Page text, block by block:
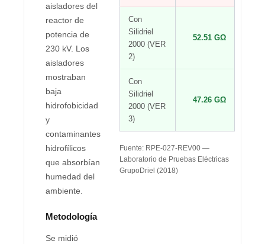
aisladores del
reactor de
potencia de
230 kV. Los
aisladores
mostraban
baja
hidrofobicidad
y
contaminantes
hidrofílicos
que absorbían
humedad del
ambiente.
Metodología
Se midió
Con
Silidriel
2000 (VER
2)
52.51 GΩ
Con
Silidriel
2000 (VER
3)
47.26 GΩ
Fuente: RPE-027-REV00 —
Laboratorio de Pruebas Eléctricas
GrupoDriel (2018)